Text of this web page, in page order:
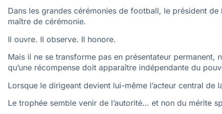
Dans les grandes cérémonies de football, le président
maître de cérémonie.
Il ouvre. Il observe. Il honore.
Mais il ne se transforme pas en présentateur
qu’une récompense doit apparaître indépendante du
Lorsque le dirigeant devient lui-même l’acteur central
Le trophée semble venir de l’autorité… et non du mérite